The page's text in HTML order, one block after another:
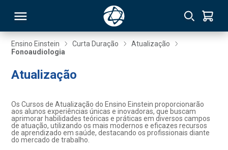
Ensino Einstein Curta Duração
Atualização
Fonoaudiologia
Atualização
Os Cursos de Atualização do Ensino Einstein proporcionarão
aos alunos experiências únicas e inovadoras, que buscam
aprimorar habilidades teóricas e práticas em diversos campos
de atuação, utilizando os mais modernos e eficazes recursos
de aprendizado em saúde, destacando os profissionais diante
do mercado de trabalho.